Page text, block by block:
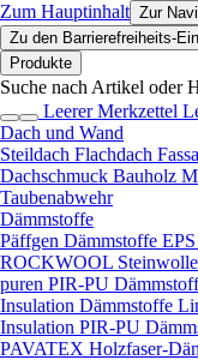
Zum Hauptinhalt Zur
Zu den Barrierefreiheits-
Produkte
Suche nach Artikel oder
Leerer Merkzettel
Dach und Wand
Steildach Flachdach
Dachschmuck Bauholz
Taubenabwehr
Dämmstoffe
Päffgen Dämmstoffe EPS
ROCKWOOL
puren PIR-PU
Insulation Dämmstoffe
Insulation PIR-PU
PAVATEX Holzfaser-